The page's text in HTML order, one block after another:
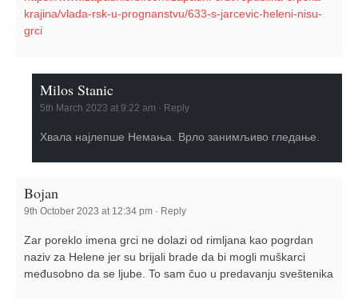
krajina/vlada-rsk-u-prognanstvu/633-s-jarcevic-heleni-nisu-
grci
Milos Stanic
5th March 2023 at 9:22 am · Reply
Хвала најлепше Немања. Врло занимљиво гледање.
Bojan
9th October 2023 at 12:34 pm · Reply
Zar poreklo imena grci ne dolazi od rimljana kao pogrdan
naziv za Helene jer su brijali brade da bi mogli muškarci
međusobno da se ljube. To sam čuo u predavanju sveštenika